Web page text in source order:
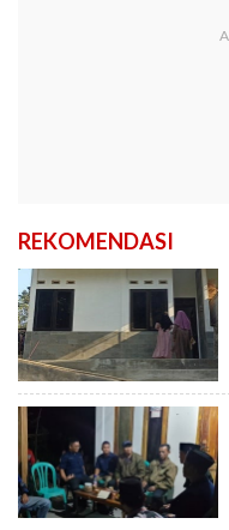
REKOMENDASI